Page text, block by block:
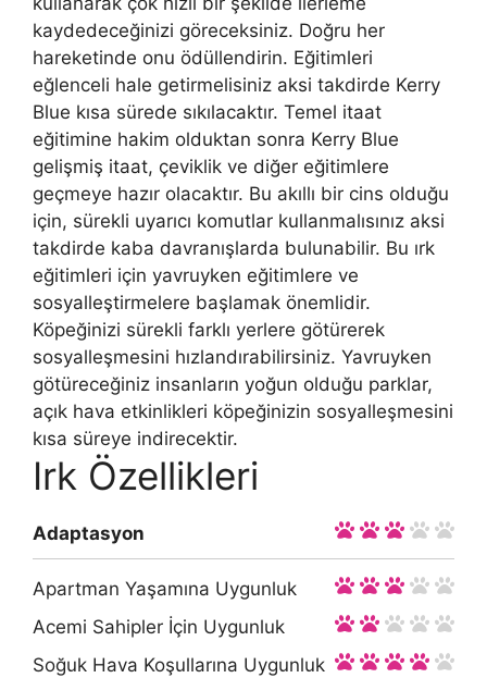
kaydedeceğinizi göreceksiniz. Doğru her
hareketinde onu ödüllendirin. Eğitimleri
eğlenceli hale getirmelisiniz aksi takdirde Kerry
Blue kısa sürede sıkılacaktır. Temel itaat
eğitimine hakim olduktan sonra Kerry Blue
gelişmiş itaat, çeviklik ve diğer eğitimlere
geçmeye hazır olacaktır. Bu akıllı bir cins olduğu
için, sürekli uyarıcı komutlar kullanmalısınız aksi
takdirde kaba davranışlarda bulunabilir. Bu ırk
eğitimleri için yavruyken eğitimlere ve
sosyalleştirmelere başlamak önemlidir.
Köpeğinizi sürekli farklı yerlere götürerek
sosyalleşmesini hızlandırabilirsiniz. Yavruyken
götüreceğiniz insanların yoğun olduğu parklar,
açık hava etkinlikleri köpeğinizin sosyalleşmesini
kısa süreye indirecektir.
Irk Özellikleri
Adaptasyon
Apartman Yaşamına Uygunluk
Acemi Sahipler İçin Uygunluk
Soğuk Hava Koşullarına Uygunluk